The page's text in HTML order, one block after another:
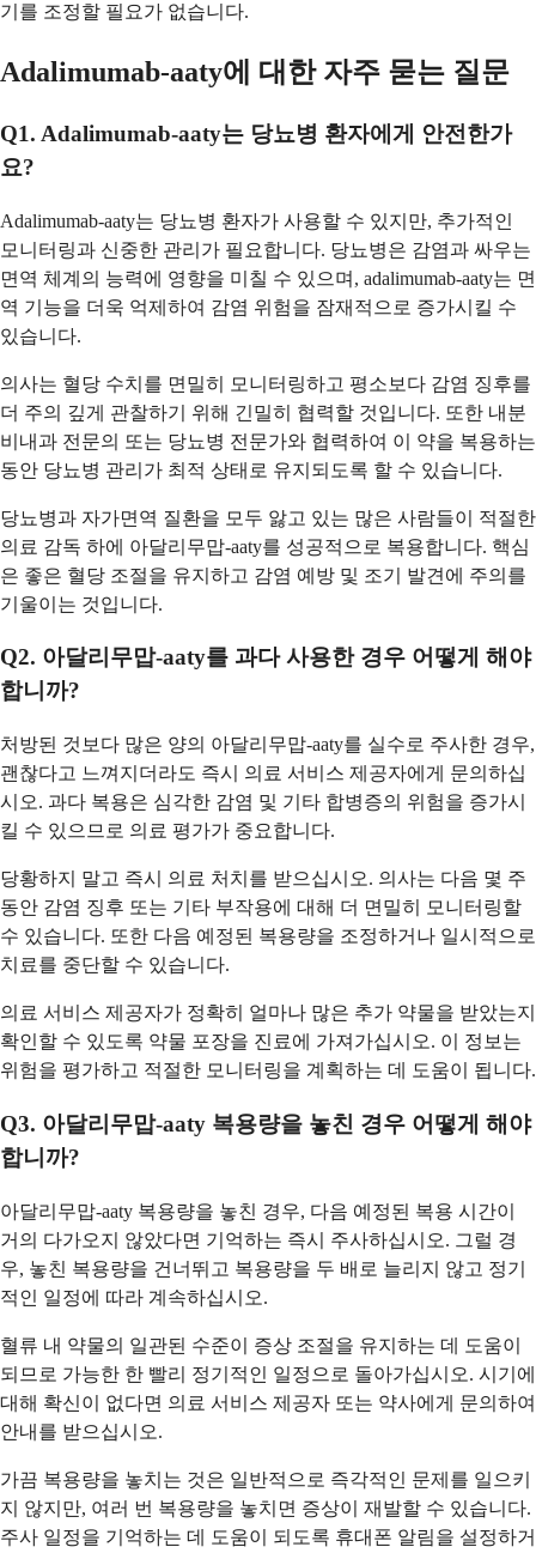
기를 조정할 필요가 없습니다.
Adalimumab-aaty에 대한 자주 묻는 질문
Q1. Adalimumab-aaty는 당뇨병 환자에게 안전한가
요?
Adalimumab-aaty는 당뇨병 환자가 사용할 수 있지만, 추가적인
모니터링과 신중한 관리가 필요합니다. 당뇨병은 감염과 싸우는
면역 체계의 능력에 영향을 미칠 수 있으며, adalimumab-aaty는 면
역 기능을 더욱 억제하여 감염 위험을 잠재적으로 증가시킬 수
있습니다.
의사는 혈당 수치를 면밀히 모니터링하고 평소보다 감염 징후를
더 주의 깊게 관찰하기 위해 긴밀히 협력할 것입니다. 또한 내분
비내과 전문의 또는 당뇨병 전문가와 협력하여 이 약을 복용하는
동안 당뇨병 관리가 최적 상태로 유지되도록 할 수 있습니다.
당뇨병과 자가면역 질환을 모두 앓고 있는 많은 사람들이 적절한
의료 감독 하에 아달리무맙-aaty를 성공적으로 복용합니다. 핵심
은 좋은 혈당 조절을 유지하고 감염 예방 및 조기 발견에 주의를
기울이는 것입니다.
Q2. 아달리무맙-aaty를 과다 사용한 경우 어떻게 해야
합니까?
처방된 것보다 많은 양의 아달리무맙-aaty를 실수로 주사한 경우,
괜찮다고 느껴지더라도 즉시 의료 서비스 제공자에게 문의하십
시오. 과다 복용은 심각한 감염 및 기타 합병증의 위험을 증가시
킬 수 있으므로 의료 평가가 중요합니다.
당황하지 말고 즉시 의료 처치를 받으십시오. 의사는 다음 몇 주
동안 감염 징후 또는 기타 부작용에 대해 더 면밀히 모니터링할
수 있습니다. 또한 다음 예정된 복용량을 조정하거나 일시적으로
치료를 중단할 수 있습니다.
의료 서비스 제공자가 정확히 얼마나 많은 추가 약물을 받았는지
확인할 수 있도록 약물 포장을 진료에 가져가십시오. 이 정보는
위험을 평가하고 적절한 모니터링을 계획하는 데 도움이 됩니다.
Q3. 아달리무맙-aaty 복용량을 놓친 경우 어떻게 해야
합니까?
아달리무맙-aaty 복용량을 놓친 경우, 다음 예정된 복용 시간이
거의 다가오지 않았다면 기억하는 즉시 주사하십시오. 그럴 경
우, 놓친 복용량을 건너뛰고 복용량을 두 배로 늘리지 않고 정기
적인 일정에 따라 계속하십시오.
혈류 내 약물의 일관된 수준이 증상 조절을 유지하는 데 도움이
되므로 가능한 한 빨리 정기적인 일정으로 돌아가십시오. 시기에
대해 확신이 없다면 의료 서비스 제공자 또는 약사에게 문의하여
안내를 받으십시오.
가끔 복용량을 놓치는 것은 일반적으로 즉각적인 문제를 일으키
지 않지만, 여러 번 복용량을 놓치면 증상이 재발할 수 있습니다.
주사 일정을 기억하는 데 도움이 되도록 휴대폰 알림을 설정하거